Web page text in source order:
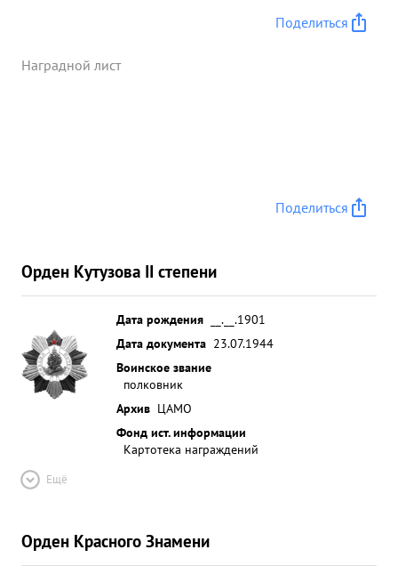
Поделиться
Наградной лист
Поделиться
Орден Кутузова II степени
Дата рождения
__.__.1901
Дата документа 23.07.1944
Воинское звание
полковник
Архив ЦАМО
Фонд ист. информации
Картотека награждений
Ещё
Орден Красного Знамени